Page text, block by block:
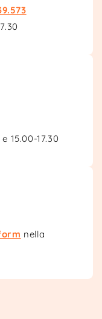
15.00-17.30
nella